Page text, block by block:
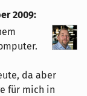
2009:
da aber
für mich in